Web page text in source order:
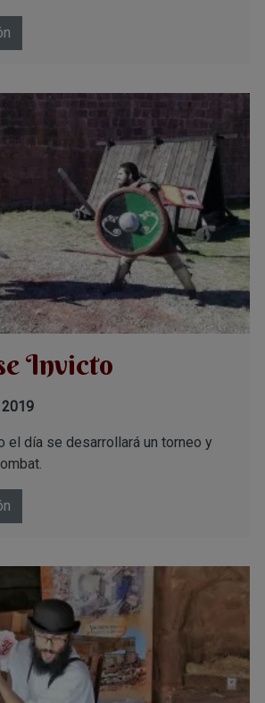
Invicto
el día se desarrollará un torneo y